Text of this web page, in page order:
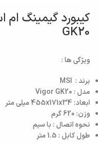
GK20
ویژگی ها :
برند : MSI
مدل : Vigor GK20
ابعاد: 455x171x34 میلی متر
وزن: 620 گرم
نحوه اتصال : با سیم
طول کابل : 1.5 متر